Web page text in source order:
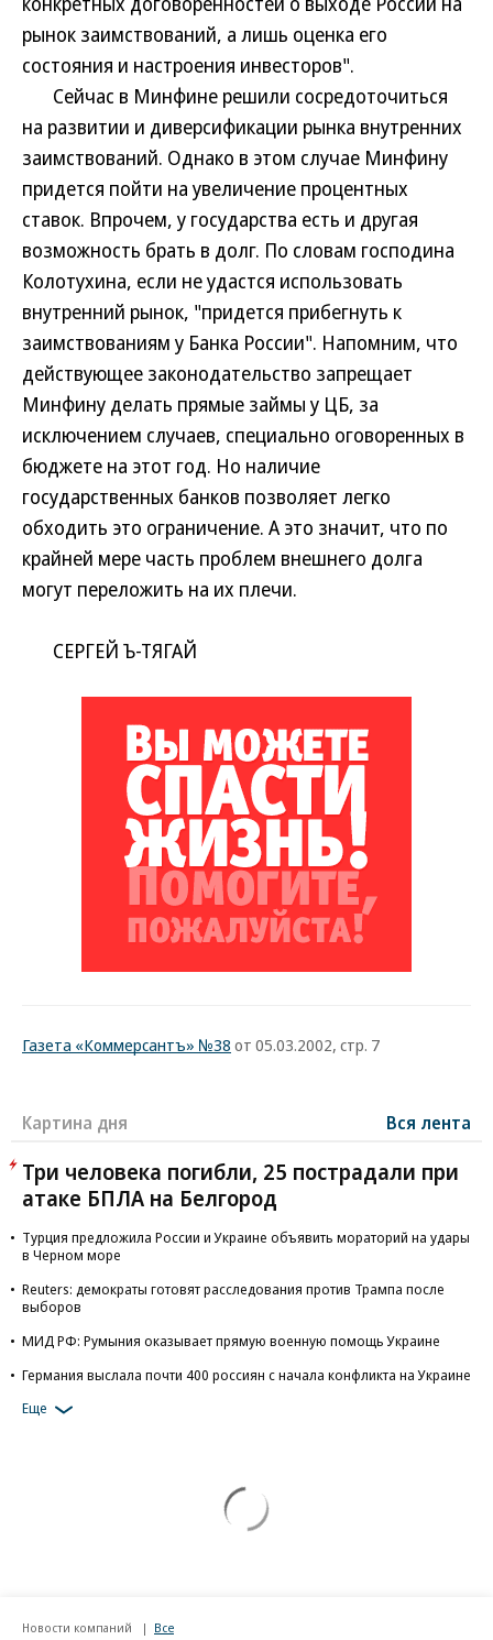
рынок заимствований, а лишь оценка его
состояния и настроения инвесторов".
Сейчас в Минфине решили сосредоточиться
на развитии и диверсификации рынка внутренних
заимствований. Однако в этом случае Минфину
придется пойти на увеличение процентных
ставок. Впрочем, у государства есть и другая
возможность брать в долг. По словам господина
Колотухина, если не удастся использовать
внутренний рынок, "придется прибегнуть к
заимствованиям у Банка России". Напомним, что
действующее законодательство запрещает
Минфину делать прямые займы у ЦБ, за
исключением случаев, специально оговоренных в
бюджете на этот год. Но наличие
государственных банков позволяет легко
обходить это ограничение. А это значит, что по
крайней мере часть проблем внешнего долга
могут переложить на их плечи.
СЕРГЕЙ Ъ-ТЯГАЙ
Газета «Коммерсантъ» №38 от 05.03.2002, стр. 7
Картина дня Вся лента
Три человека погибли, 25 пострадали при
атаке БПЛА на Белгород
Турция предложила России и Украине объявить мораторий на удары
в Черном море
Reuters: демократы готовят расследования против Трампа после
выборов
МИД РФ: Румыния оказывает прямую военную помощь Украине
Германия выслала почти 400 россиян с начала конфликта на Украине
Еще
Новости компаний Все